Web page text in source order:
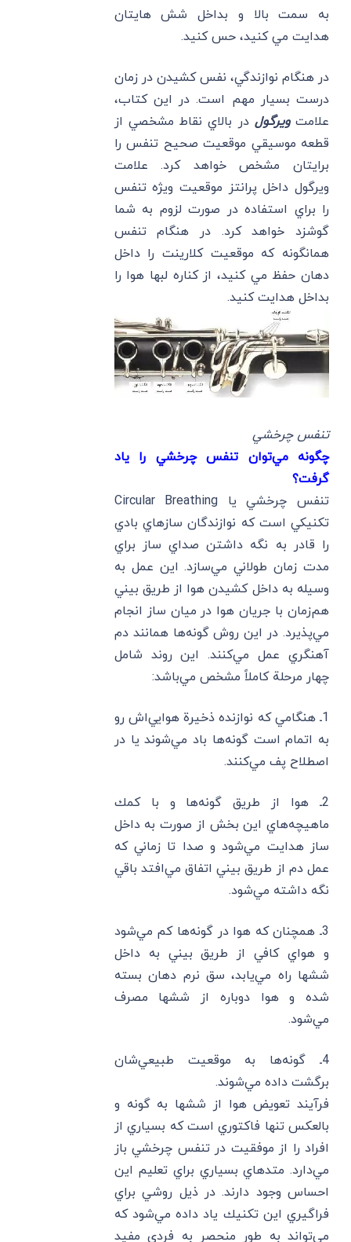
به سمت بالا و بداخل شش هايتان
هدايت مي كنيد، حس كنيد.
در هنگام نوازندگي، نفس كشيدن در زمان
درست بسيار مهم است. در اين كتاب،
علامت ويرگول در بالاي نقاط مشخصي از
قطعه موسيقي موقعيت صحيح تنفس را
برايتان مشخص خواهد كرد. علامت
ويرگول داخل پرانتز موقعيت ويژه تنفس
را براي استفاده در صورت لزوم به شما
گوشزد خواهد كرد. در هنگام تنفس
همانگونه كه موقعيت كلارينت را داخل
دهان حفظ مي كنيد، از كناره لبها هوا را
بداخل هدايت كنيد.
تنفس چرخشي
چگونه مي‌توان تنفس چرخشي را ياد
گرفت؟
تنفس چرخشي يا Circular Breathing
تكنيكي است كه نوازندگان سازهاي بادي
را قادر به نگه داشتن صداي ساز براي
مدت زمان طولاني مي‌سازد. اين عمل به
وسيله به داخل كشيدن هوا از طريق بيني
هم‌زمان با جريان هوا در ميان ساز انجام
مي‌پذيرد. در اين روش گونه‌‌ها همانند دم
آهنگري عمل مي‌كنند. اين روند شامل
چهار مرحلة كاملا‌ً مشخص مي‌باشد:
1ـ هنگامي كه نوازنده ذخيرة هوايي‌اش رو
به اتمام است گونه‌ها باد مي‌شوند يا در
اصطلاح پف مي‌كنند.
2ـ هوا از طريق گونه‌ها و با كمك
ماهيچه‌هاي اين بخش از صورت به داخل
ساز هدايت مي‌شود و صدا تا زماني كه
عمل دم از طريق بيني اتفاق مي‌افتد باقي
نگه داشته مي‌شود.
3ـ همچنان كه هوا در گونه‌ها كم مي‌شود
و هواي كافي از طريق بيني به داخل
ششها راه مي‌يابد، سق نرم دهان بسته
شده و هوا دوباره از ششها مصرف
مي‌شود.
4ـ گونه‌ها به موقعيت طبيعي‌شان
برگشت داده مي‌شوند.
فرآيند تعويض هوا از ششها به گونه و
بالعكس تنها فاكتوري است كه بسياري از
افراد را از موفقيت در تنفس چرخشي باز
مي‌دارد. متدهاي بسياري براي تعليم اين
احساس وجود دارند. در ذيل روشي براي
فراگيري اين تكنيك ياد داده مي‌شود كه
مي‌تواند به طور منحصر به فردي مفيد